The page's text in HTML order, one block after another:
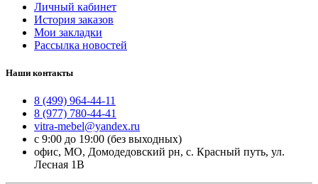
Личный кабинет
История заказов
Мои закладки
Рассылка новостей
Наши контакты
8 (499) 964-44-11
8 (977) 780-44-41
vitra-mebel@yandex.ru
с 9:00 до 19:00 (без выходных)
офис, МО, Домодедовский рн, с. Красный путь, ул.
Лесная 1В